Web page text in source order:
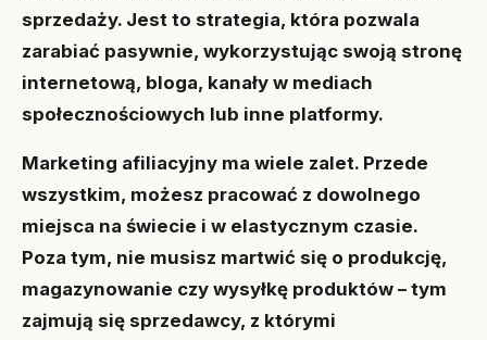
sprzedaży. Jest to strategia, która pozwala
zarabiać pasywnie, wykorzystując swoją stronę
internetową, bloga, kanały w mediach
społecznościowych lub inne platformy.
Marketing afiliacyjny ma wiele zalet. Przede
wszystkim, możesz pracować z dowolnego
miejsca na świecie i w elastycznym czasie.
Poza tym, nie musisz martwić się o produkcję,
magazynowanie czy wysyłkę produktów – tym
zajmują się sprzedawcy, z którymi